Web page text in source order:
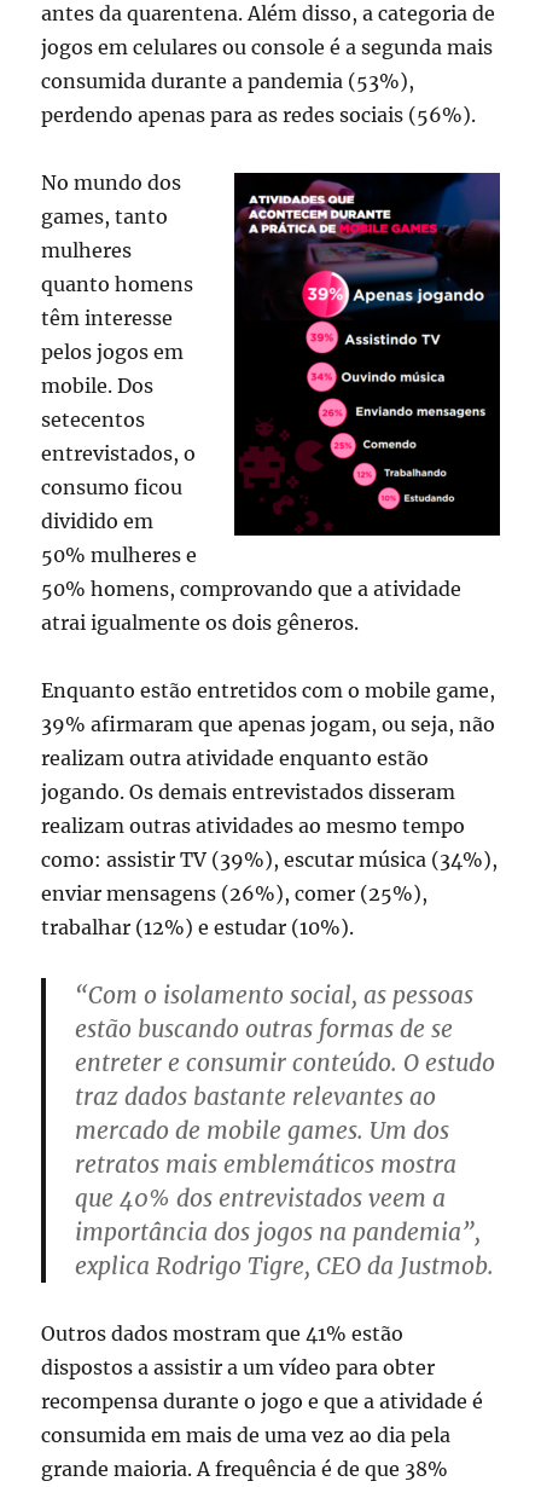
antes da quarentena. Além disso, a categoria de
jogos em celulares ou console é a segunda mais
consumida durante a pandemia (53%),
perdendo apenas para as redes sociais (56%).
No mundo dos
games, tanto
mulheres
quanto homens
têm interesse
pelos jogos em
mobile. Dos
setecentos
entrevistados, o
consumo ficou
dividido em
50% mulheres e
50% homens, comprovando que a atividade
atrai igualmente os dois gêneros.
Enquanto estão entretidos com o mobile game,
39% afirmaram que apenas jogam, ou seja, não
realizam outra atividade enquanto estão
jogando. Os demais entrevistados disseram
realizam outras atividades ao mesmo tempo
como: assistir TV (39%), escutar música (34%),
enviar mensagens (26%), comer (25%),
trabalhar (12%) e estudar (10%).
“Com o isolamento social, as pessoas
estão buscando outras formas de se
entreter e consumir conteúdo. O estudo
traz dados bastante relevantes ao
mercado de mobile games. Um dos
retratos mais emblemáticos mostra
que 40% dos entrevistados veem a
importância dos jogos na pandemia”,
explica Rodrigo Tigre, CEO da Justmob.
Outros dados mostram que 41% estão
dispostos a assistir a um vídeo para obter
recompensa durante o jogo e que a atividade é
consumida em mais de uma vez ao dia pela
grande maioria. A frequência é de que 38%